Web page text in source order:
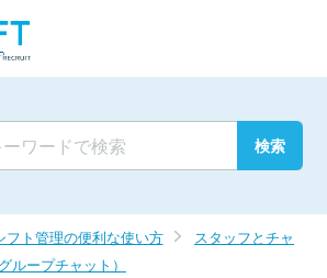
フト管理の便利な使い方
スタッフとチャ
ループチャット）